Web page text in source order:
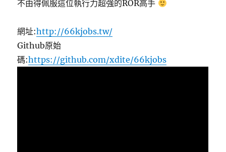
不由得佩服這位執行力超強的ROR高手
網址:http://66kjobs.tw/
Github原始
碼:https://github.com/xdite/66kjobs